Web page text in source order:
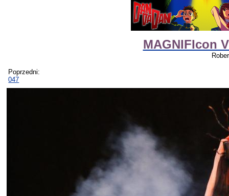
MAGNIFIcon
Poprzedni:
047